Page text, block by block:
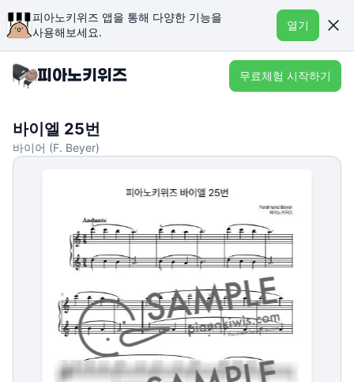
피아노키위즈 앱을 통해 다양한 기능을
사용해보세요.
열기
무료체험 시작하기
바이엘 25번
바이어 (F. Beyer)